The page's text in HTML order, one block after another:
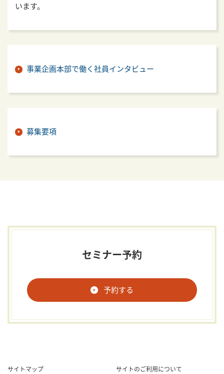
います。
事業企画本部で働く社員インタビュー
募集要項
セミナー予約
予約する
サイトマップ サイトのご利用について